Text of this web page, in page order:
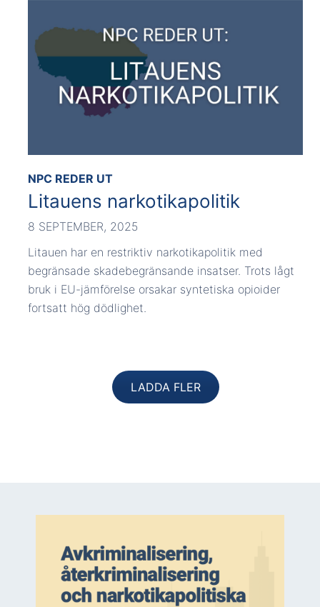
NPC REDER UT
Litauens narkotikapolitik
8 SEPTEMBER, 2025
Litauen har en restriktiv narkotikapolitik med
begränsade skadebegränsande insatser. Trots lågt
bruk i EU-jämförelse orsakar syntetiska opioider
fortsatt hög dödlighet.
LADDA FLER